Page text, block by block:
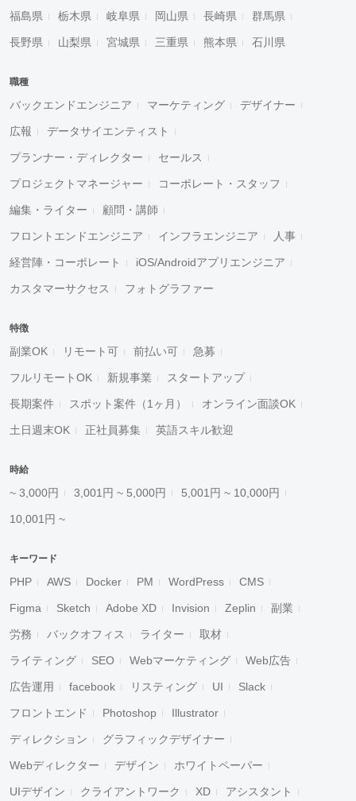
福島県 栃木県 岐阜県 岡山県 長崎県 群馬県
長野県 山梨県 宮城県 三重県 熊本県 石川県
職種
バックエンドエンジニア マーケティング デザイナー
広報 データサイエンティスト
プランナー・ディレクター セールス
プロジェクトマネージャー コーポレート・スタッフ
編集・ライター 顧問・講師
フロントエンドエンジニア インフラエンジニア 人事
経営陣・コーポレート iOS/Androidアプリエンジニア
カスタマーサクセス フォトグラファー
特徴
副業OK リモート可 前払い可 急募
フルリモートOK 新規事業 スタートアップ
長期案件 スポット案件（1ヶ月） オンライン面談OK
土日週末OK 正社員募集 英語スキル歓迎
時給
~ 3,000円 3,001円 ~ 5,000円 5,001円 ~ 10,000円
10,001円 ~
キーワード
PHP AWS Docker PM WordPress CMS
Figma Sketch Adobe XD Invision Zeplin 副業
労務 バックオフィス ライター 取材
ライティング SEO Webマーケティング Web広告
広告運用 facebook リスティング UI Slack
フロントエンド Photoshop Illustrator
ディレクション グラフィックデザイナー
Webディレクター デザイン ホワイトペーパー
UIデザイン クライアントワーク XD アシスタント